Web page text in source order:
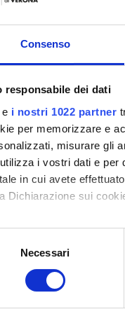
Consenso
responsabile dei dati
e i nostri 1022 partner
per memorizzare e
misurare gli
i vostri dati e per
in cui avete
Dichiarazione sui
il tuo consenso,
raccogliere
digitali).
Necessari
Il corso si
•
possibili
•
•
2.
4.
5.
6.